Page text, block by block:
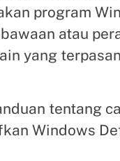
program
atau
yang
tentang
Windows